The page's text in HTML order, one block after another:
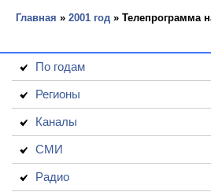
Главная » 2001 год » Телепрограмма
По годам
Регионы
Каналы
СМИ
Радио